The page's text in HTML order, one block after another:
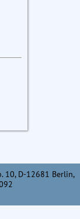
10, D-12681 Berlin,